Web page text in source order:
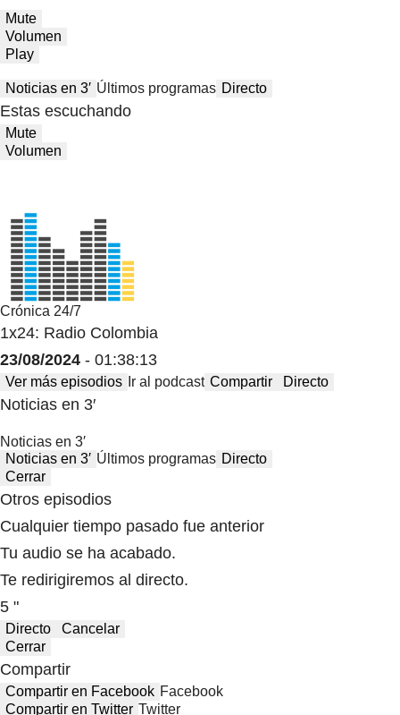
Mute
Volumen
Play
Noticias en 3′ Últimos programas Directo
Estas escuchando
Mute
Volumen
Crónica 24/7
1x24: Radio Colombia
23/08/2024 - 01:38:13
Ver más episodios Ir al podcast Compartir Directo
Noticias en 3′
Noticias en 3′
Noticias en 3′ Últimos programas Directo
Cerrar
Otros episodios
Cualquier tiempo pasado fue anterior
Tu audio se ha acabado.
Te redirigiremos al directo.
5 "
Directo
Cancelar
Cerrar
Compartir
Compartir en Facebook Facebook
Compartir en Twitter Twitter